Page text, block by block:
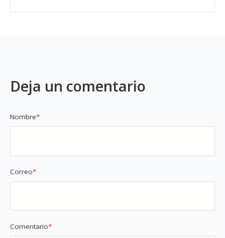
Deja un comentario
Nombre*
Correo*
Comentario*